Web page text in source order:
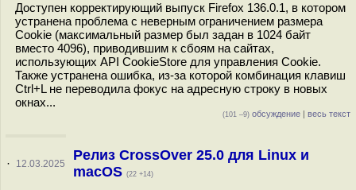
Доступен корректирующий выпуск Firefox 136.0.1, в котором
устранена проблема с неверным ограничением размера
Cookie (максимальный размер был задан в 1024 байт
вместо 4096), приводившим к сбоям на сайтах,
использующих API CookieStore для управления Cookie.
Также устранена ошибка, из-за которой комбинация клавиш
Ctrl+L не переводила фокус на адресную строку в новых
окнах...
(101 –9) обсуждение | весь текст
· 12.03.2025
Релиз CrossOver 25.0 для Linux и
macOS (22 +14)